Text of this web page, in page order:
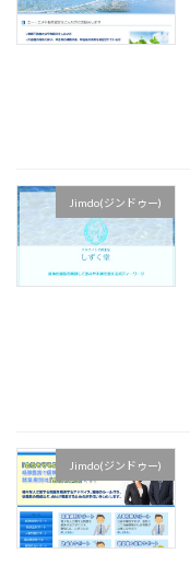
Jimdo(ジンドゥー)
Jimdo(ジンドゥー)